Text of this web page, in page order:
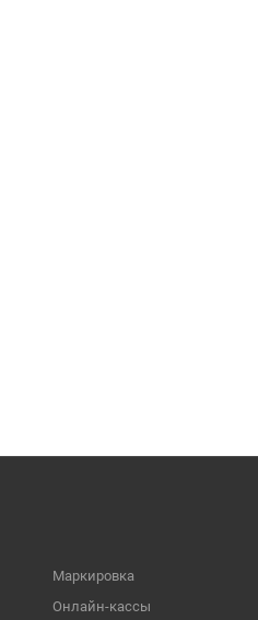
Маркировка
Онлайн-кассы